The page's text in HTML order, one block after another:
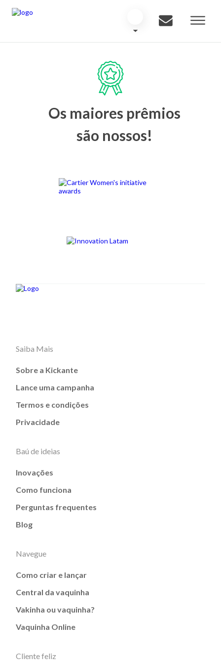
Os maiores prêmios
são nossos!
Saiba Mais
Sobre a Kickante
Lance uma campanha
Termos e condições
Privacidade
Baú de ideias
Inovações
Como funciona
Perguntas frequentes
Blog
Navegue
Como criar e lançar
Central da vaquinha
Vakinha ou vaquinha?
Vaquinha Online
Cliente feliz